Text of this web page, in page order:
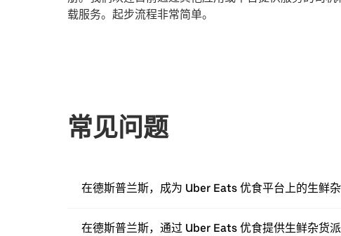
载服务。起步流程非常简单。
常见问题
在德斯普兰斯，成为 Uber Eats 优食平台上的生鲜
在德斯普兰斯，通过 Uber Eats 优食提供生鲜杂货